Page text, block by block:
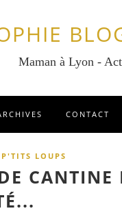
Maman à Lyon -
CONTACT
LOUPS